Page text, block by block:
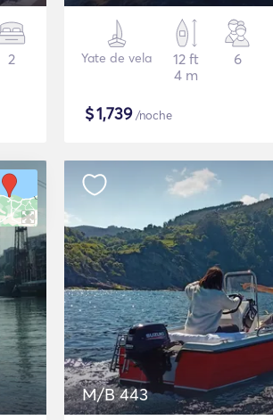
2 Yate de vela
12 ft
4 m
6
$1,739/noche
M/B 443